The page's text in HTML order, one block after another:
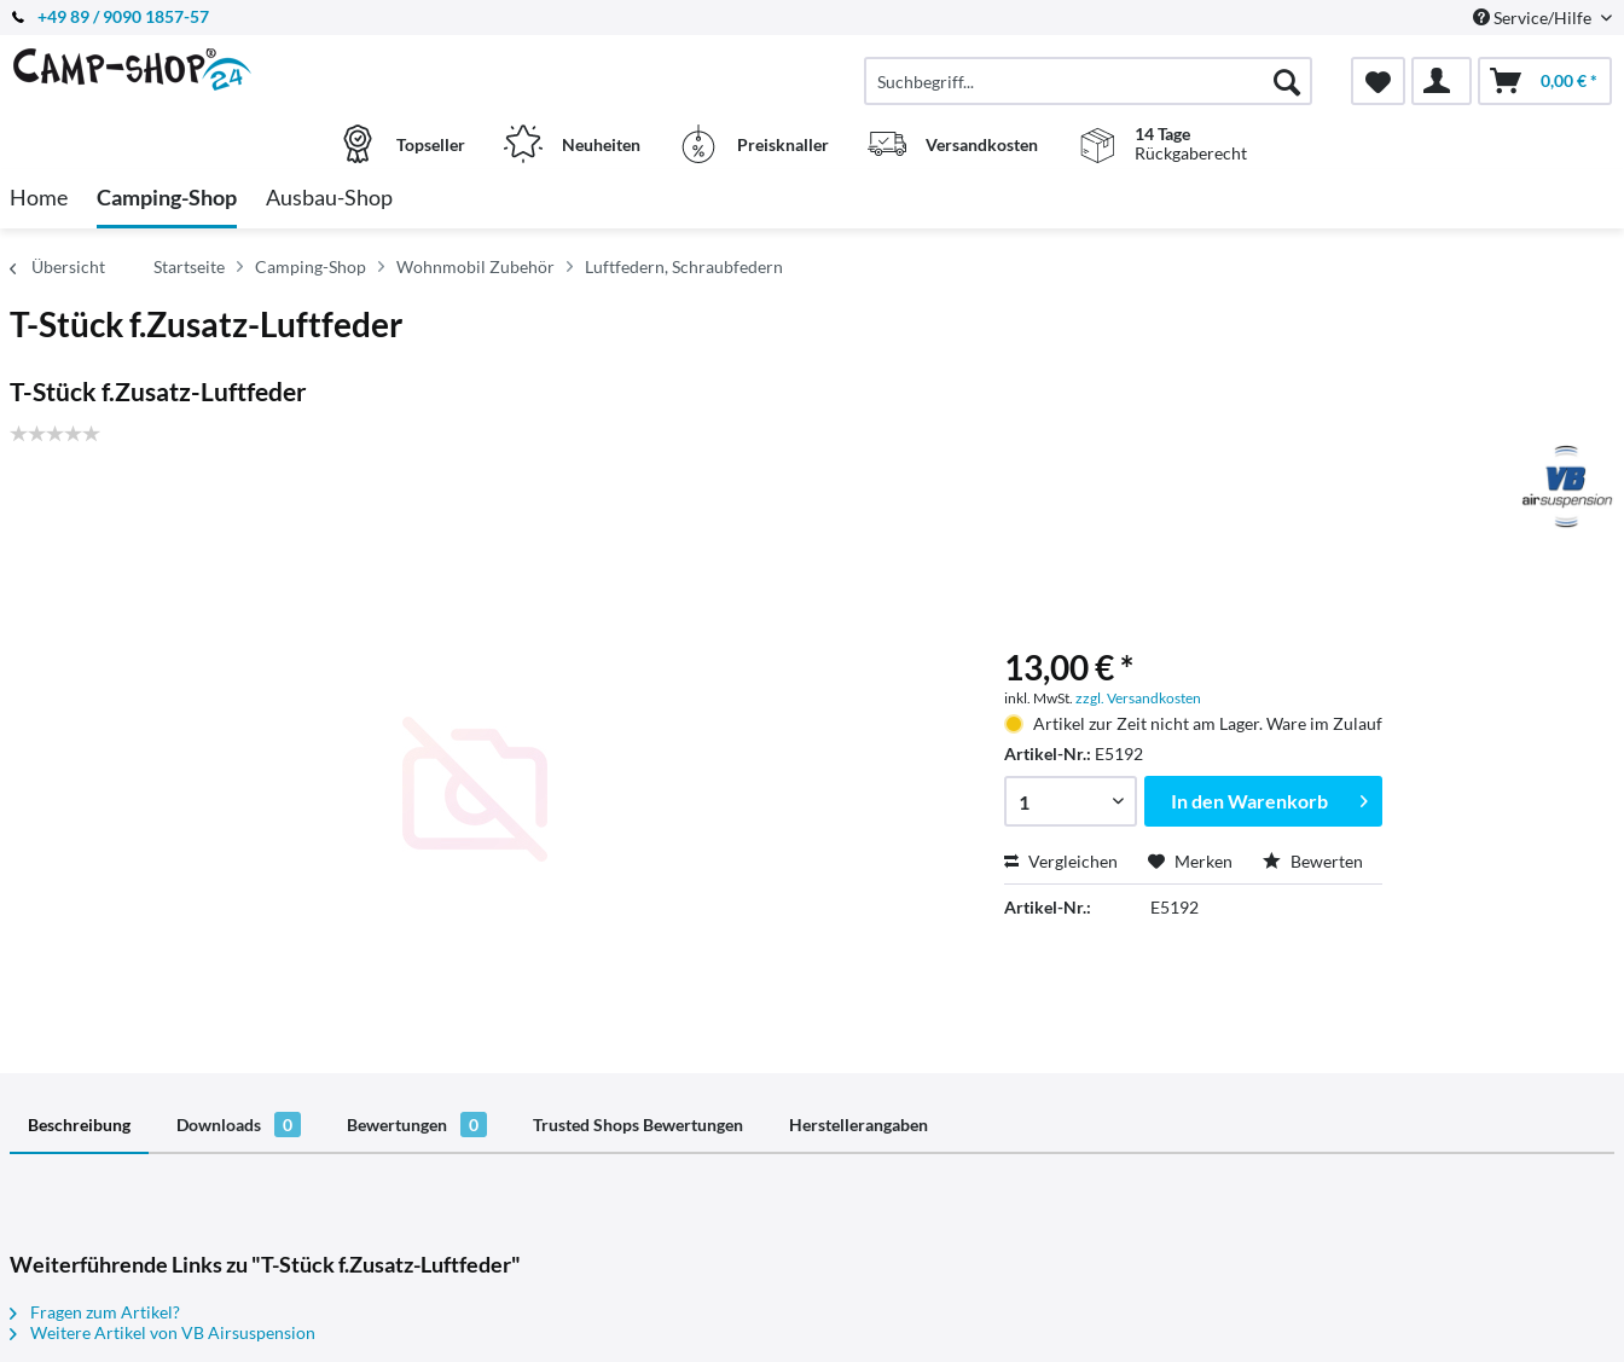
+49 89 / 9090 1857-57 Service/Hilfe
0,00 € *
Topseller Neuheiten Preisknaller Versandkosten
14 Tage
Rückgaberecht
Home Camping-Shop Ausbau-Shop
Übersicht Startseite Camping-Shop Wohnmobil Zubehör Luftfedern, Schraubfedern
T-Stück f.Zusatz-Luftfeder
T-Stück f.Zusatz-Luftfeder
13,00 € *
inkl. MwSt.zzgl. Versandkosten
Artikel zur Zeit nicht am Lager. Ware im Zulauf
Artikel-Nr.: E5192
In denWarenkorb
Vergleichen Merken Bewerten
Artikel-Nr.: E5192
Beschreibung Downloads 0 Bewertungen 0 Trusted Shops Bewertungen Herstellerangaben
Weiterführende Links zu "T-Stück f.Zusatz-Luftfeder"
Fragen zum Artikel?
Weitere Artikel von VB Airsuspension